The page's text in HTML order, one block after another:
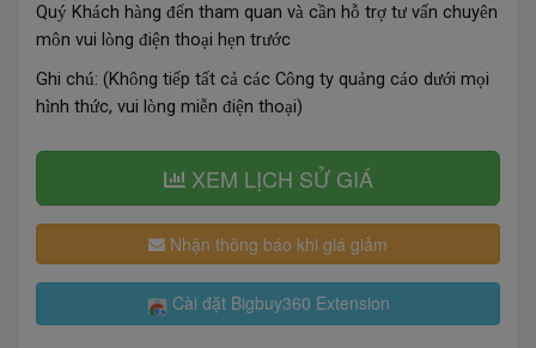
Quý Khách hàng đến tham quan và cần hỗ trợ tư vấn chuyên
môn vui l òng điện thoại hẹn trước
Ghi chú: (Không tiếp tất cả các Công ty quảng cáo dưới mọi
hình thức, vui l òng miễn điện thoại)
XEM LỊCH SỬ GIÁ
Nhận thông báo khi giá giảm
Cài đặt Bigbuy360 Extension